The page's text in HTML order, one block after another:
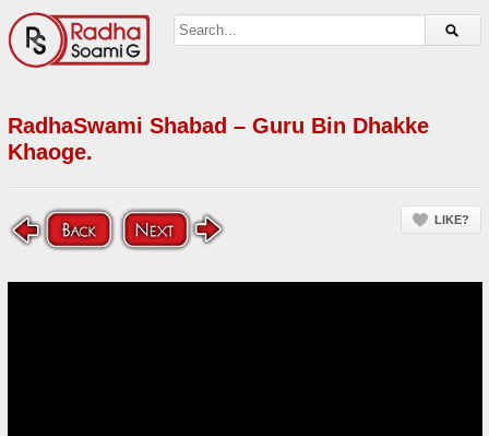
RadhaSwami Shabad – Guru Bin Dhakke
Khaoge.
LIKE?